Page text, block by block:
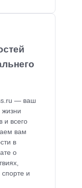
— ваш
жизни
и всего
вам
в
о
спорте и